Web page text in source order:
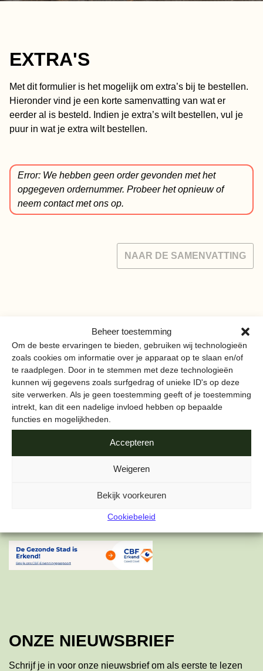
Beheer toestemming
Om de beste ervaringen te bieden, gebruiken wij technologieën
zoals cookies om informatie over je apparaat op te slaan en/of
te raadplegen. Door in te stemmen met deze technologieën
kunnen wij gegevens zoals surfgedrag of unieke ID's op deze
site verwerken. Als je geen toestemming geeft of je toestemming
intrekt, kan dit een nadelige invloed hebben op bepaalde
functies en mogelijkheden.
Accepteren
Weigeren
Bekijk voorkeuren
Cookiebeleid
EXTRA'S
Met dit formulier is het mogelijk om extra’s bij te bestellen.
Hieronder vind je een korte samenvatting van wat er
eerder al is besteld. Indien je extra’s wilt bestellen, vul je
puur in wat je extra wilt bestellen.
Error: We hebben geen order gevonden met het
opgegeven ordernummer. Probeer het opnieuw of
neem contact met ons op.
NAAR DE SAMENVATTING
VAN AMSTERDAMSE BODEM
Van Amsterdamse Bodem is een initiatief van
in de Amsterdamse grond én de toekomst. Samen zaaien
stad. Met de hulp van boeren, winkels, restaurants en
bewoners. Ontdek hoe lokaal en bewust eten niet alleen
Lees meerover het team en wat wij doen
ONZE NIEUWSBRIEF
Schrijf je in voor onze nieuwsbrief om als eerste te lezen